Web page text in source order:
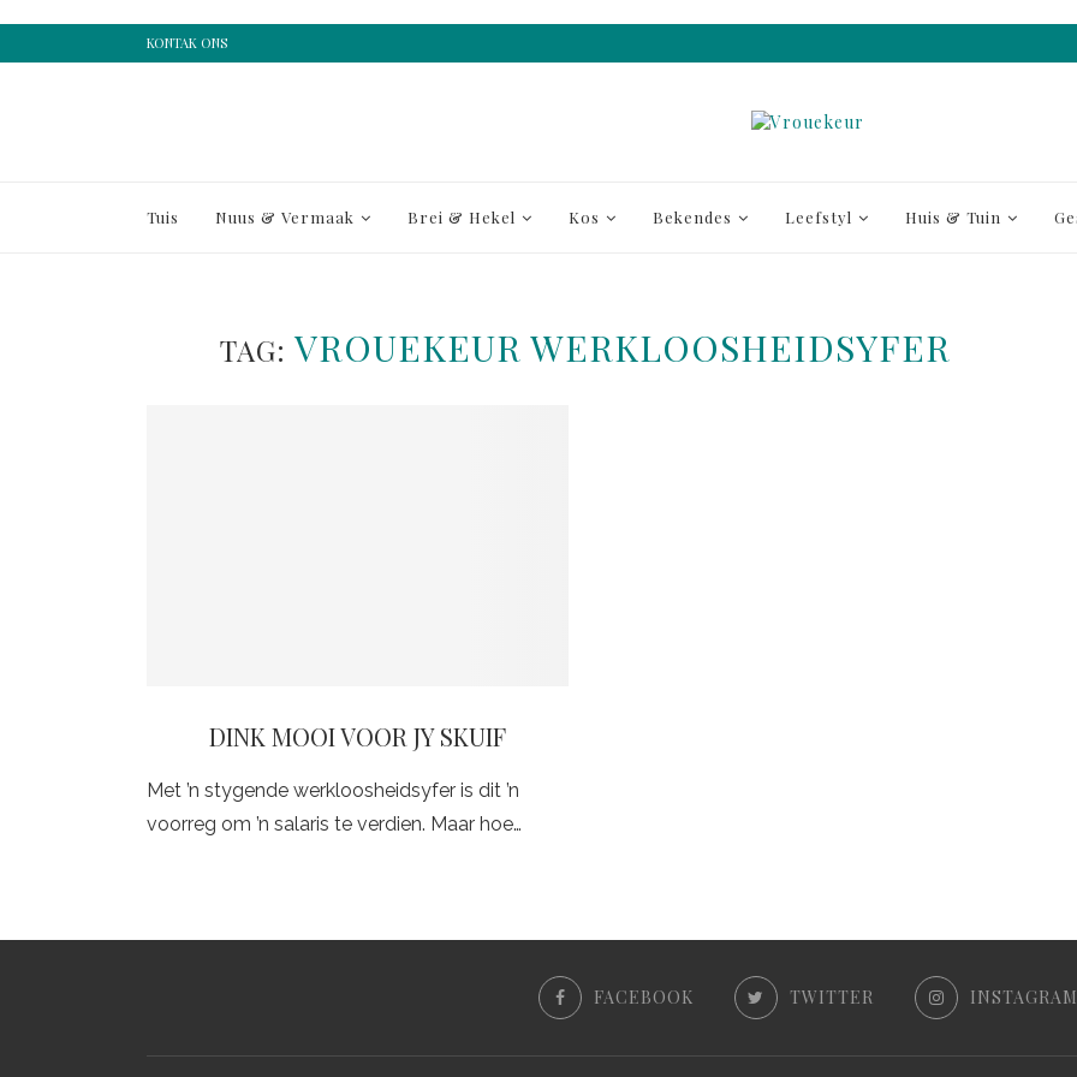
KONTAK ONS
Tuis Nuus & Vermaak Brei & Hekel Kos Bekendes Leefstyl Huis & Tuin
TAG:VROUEKEUR WERKLOOSHEIDSYFER
DINK MOOI VOOR JY SKUIF
Met ’n stygende werkloosheidsyfer is dit ’n
voorreg om ’n salaris te verdien. Maar hoe…
FACEBOOK TWITTER INSTAGRAM